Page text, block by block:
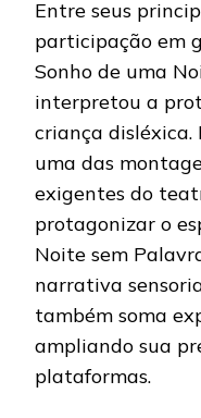
Entre seus
participação em
Sonho de uma
interpretou a
criança disléxica.
uma das
exigentes do
protagonizar o
Noite sem
narrativa
também soma
ampliando sua
plataformas.